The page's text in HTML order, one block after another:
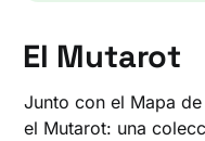
El Mutarot
Junto con el Mapa
el Mutarot: una